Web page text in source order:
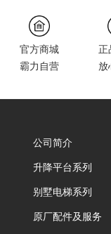
官方商城
霸力自营
正
放
公司简介
升降平台系列
别墅电梯系列
原厂配件及服务